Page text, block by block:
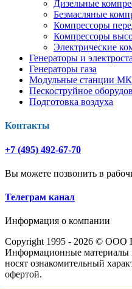
Дизельные
Безмасляные
Компрессоры
Компрессоры
Электрические
Генераторы и
Генераторы газа
Модульные станции
Пескоструйное
Подготовка воздуха
Контакты
+7 (495) 492-67-70
Вы можете позвонить в
Телеграм канал
Информация о компании
Copyright 1995 - 2026 © ООО
Информационные материалы
носят ознакомительный
офертой.